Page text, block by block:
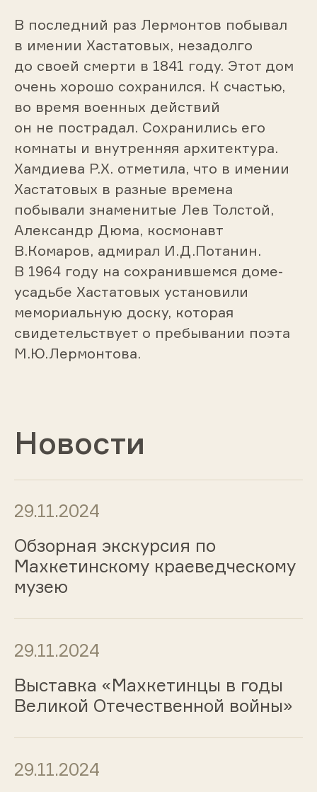
В последний раз Лермонтов побывал
в имении Хастатовых, незадолго
до своей смерти в 1841 году. Этот дом
очень хорошо сохранился. К счастью,
во время военных действий
он не пострадал. Сохранились его
комнаты и внутренняя архитектура.
Хамдиева Р.Х. отметила, что в имении
Хастатовых в разные времена
побывали знаменитые Лев Толстой,
Александр Дюма, космонавт
В.Комаров, адмирал И.Д.Потанин.
В 1964 году на сохранившемся доме-
усадьбе Хастатовых установили
мемориальную доску, которая
свидетельствует о пребывании поэта
М.Ю.Лермонтова.
Новости
29.11.2024
Обзорная экскурсия по
Махкетинскому краеведческому
музею
29.11.2024
Выставка «Махкетинцы в годы
Великой Отечественной войны»
29.11.2024